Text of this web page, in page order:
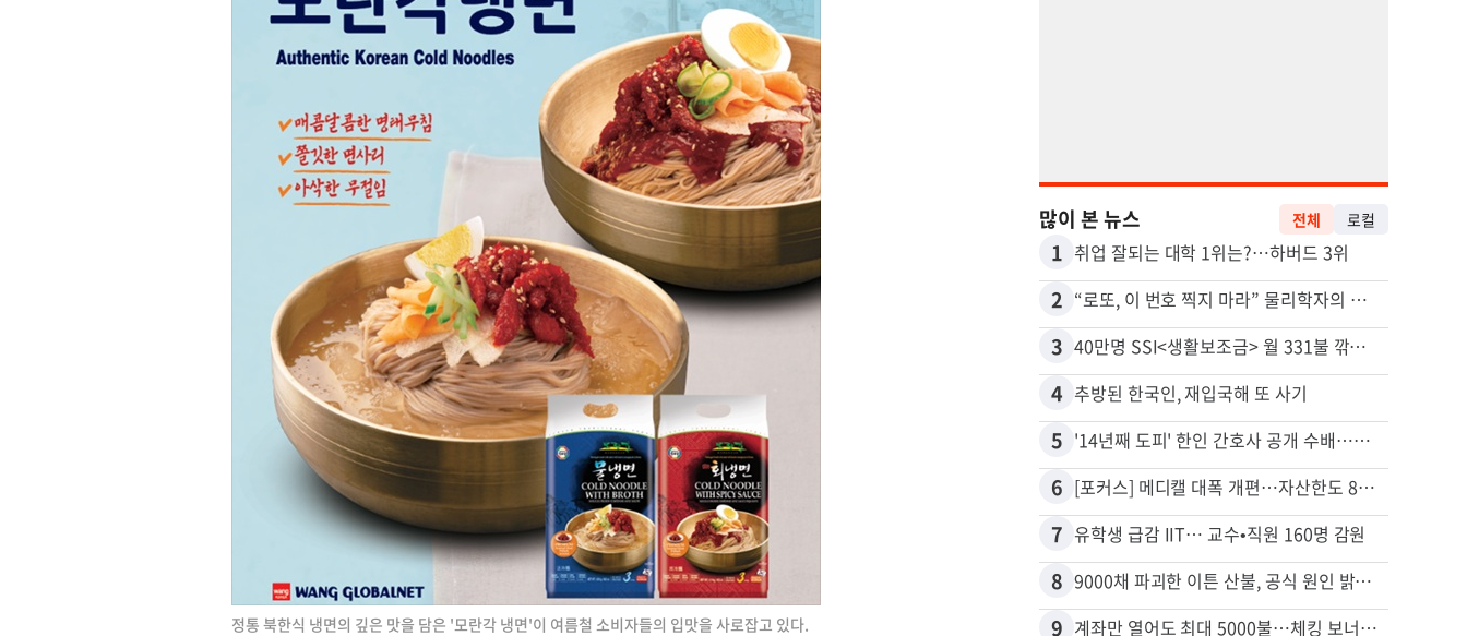
정통 북한식 냉면의 깊은 맛을 담은 '모란각 냉면'이 여름철 소비자들의 입맛을 사로잡고 있다.
많이 본 뉴스 전체 로컬
1 취업 잘되는 대학 1위는?…하버드 3위
2 “로또, 이 번호 찍지 마라” 물리학자의 당첨금 높이는 비밀
3 40만명 SSI<생활보조금> 월 331불 깎이나
4 추방된 한국인, 재입국해 또 사기
5 '14년째 도피' 한인 간호사 공개 수배…메디케어 사기 유죄
6 [포커스] 메디캘 대폭 개편…자산한도 84% 축소
7 유학생 급감 IIT… 교수•직원 160명 감원
8 9000채 파괴한 이튼 산불, 공식 원인 밝혀졌다
9 계좌만 열어도 최대 5000불…체킹 보너스 무한 경쟁